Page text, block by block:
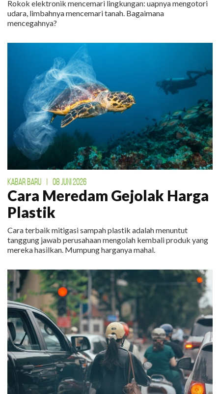
Rokok elektronik mencemari lingkungan: uapnya mengotori
udara, limbahnya mencemari tanah. Bagaimana
mencegahnya?
KABAR BARU | 08 JUNI 2026
Cara Meredam Gejolak Harga
Plastik
Cara terbaik mitigasi sampah plastik adalah menuntut
tanggung jawab perusahaan mengolah kembali produk yang
mereka hasilkan. Mumpung harganya mahal.